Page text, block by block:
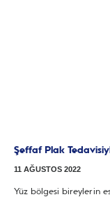
Şeffaf Plak
11 AĞUSTOS 2022
Yüz bölgesi bireylerin